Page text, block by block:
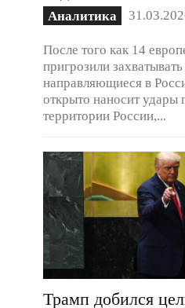
Аналитика
После того как 14
пригрозили захватывать
направляющиеся в
открыто наносит удары
территории России,...
Трамп добился